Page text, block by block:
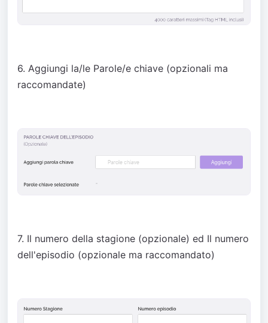
6. Aggiungi la/le Parole/e chiave (opzionali ma
raccomandate)
7. Il numero della stagione (opzionale) ed Il numero
dell'episodio (opzionale ma raccomandato)